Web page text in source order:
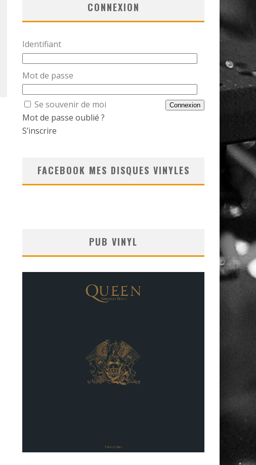
CONNEXION
Identifiant
Mot de passe
Se souvenir de moi
Mot de passe oublié ?
S’inscrire
FACEBOOK MES DISQUES VINYLES
PUB VINYL